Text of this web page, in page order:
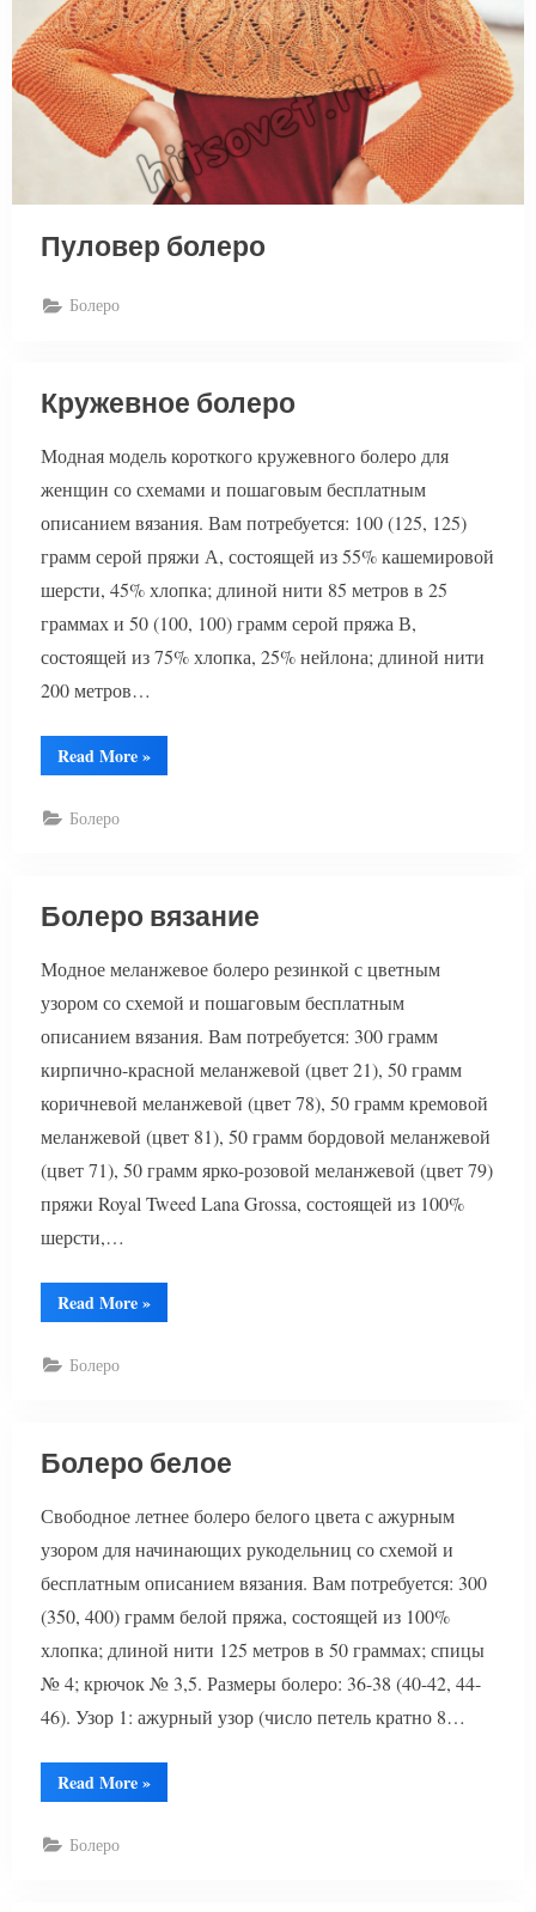
Пуловер болеро
Болеро
Кружевное болеро
Модная модель короткого кружевного болеро для
женщин со схемами и пошаговым бесплатным
описанием вязания. Вам потребуется: 100 (125, 125)
грамм серой пряжи А, состоящей из 55% кашемировой
шерсти, 45% хлопка; длиной нити 85 метров в 25
граммах и 50 (100, 100) грамм серой пряжа В,
состоящей из 75% хлопка, 25% нейлона; длиной нити
200 метров…
Read More“Кружевное
болеро”
»
Болеро
Болеро вязание
Модное меланжевое болеро резинкой с цветным
узором со схемой и пошаговым бесплатным
описанием вязания. Вам потребуется: 300 грамм
кирпично-красной меланжевой (цвет 21), 50 грамм
коричневой меланжевой (цвет 78), 50 грамм кремовой
меланжевой (цвет 81), 50 грамм бордовой меланжевой
(цвет 71), 50 грамм ярко-розовой меланжевой (цвет 79)
пряжи Royal Tweed Lana Grossa, состоящей из 100%
шерсти,…
Read More“Болеро
вязание”
»
Болеро
Болеро белое
Свободное летнее болеро белого цвета с ажурным
узором для начинающих рукодельниц со схемой и
бесплатным описанием вязания. Вам потребуется: 300
(350, 400) грамм белой пряжа, состоящей из 100%
хлопка; длиной нити 125 метров в 50 граммах; спицы
№ 4; крючок № 3,5. Размеры болеро: 36-38 (40-42, 44-
46). Узор 1: ажурный узор (число петель кратно 8…
Read More“Болеро
белое”
»
Болеро